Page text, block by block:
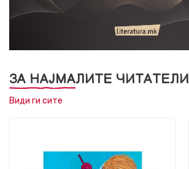
ЗА НАЈМАЛИТЕ ЧИТАТЕЛИ
Види ги сите